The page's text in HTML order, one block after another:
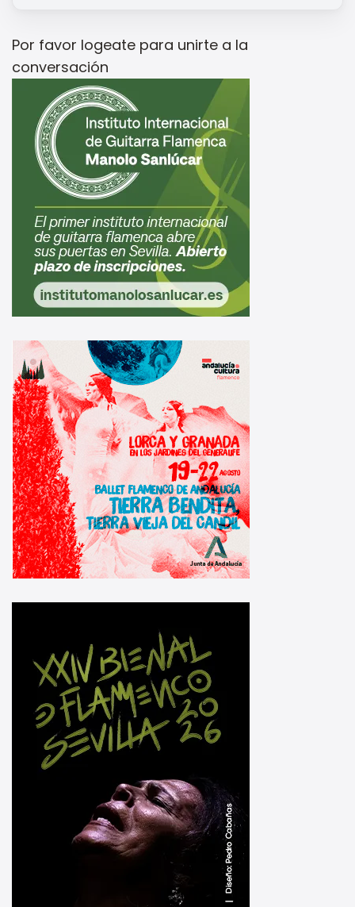
Por favor logeate para unirte a la
conversación